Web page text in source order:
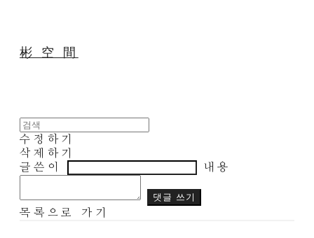
彬 空 間
수정하기
삭제하기
글쓴이
내용
댓글 쓰기
목록으로 가기